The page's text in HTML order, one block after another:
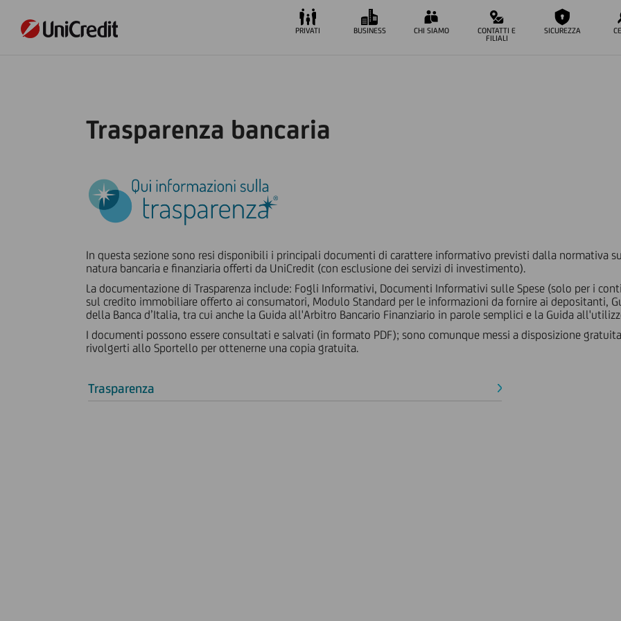
PRIVATI BUSINESS CHI SIAMO CONTATTI E
FILIALI
SICUREZZA
Trasparenza bancaria
In questa sezione sono resi disponibili i principali documenti di carattere informativo previsti dalla normativa
natura bancaria e finanziaria offerti da UniCredit (con esclusione dei servizi di investimento).
La documentazione di Trasparenza include: Fogli Informativi, Documenti Informativi sulle Spese (solo per i
sul credito immobiliare offerto ai consumatori, Modulo Standard per le informazioni da fornire ai depositanti,
della Banca d’Italia, tra cui anche la Guida all'Arbitro Bancario Finanziario in parole semplici e la Guida
I documenti possono essere consultati e salvati (in formato PDF); sono comunque messi a disposizione
rivolgerti allo Sportello per ottenerne una copia gratuita.
Trasparenza